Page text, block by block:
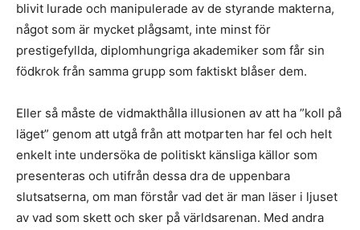
blivit lurade och manipulerade av de styrande makterna,
något som är mycket plågsamt, inte minst för
prestigefyllda, diplomhungriga akademiker som får sin
födkrok från samma grupp som faktiskt blåser dem.
Eller så måste de vidmakthålla illusionen av att ha ”koll på
läget” genom att utgå från att motparten har fel och helt
enkelt inte undersöka de politiskt känsliga källor som
presenteras och utifrån dessa dra de uppenbara
slutsatserna, om man förstår vad det är man läser i ljuset
av vad som skett och sker på världsarenan. Med andra